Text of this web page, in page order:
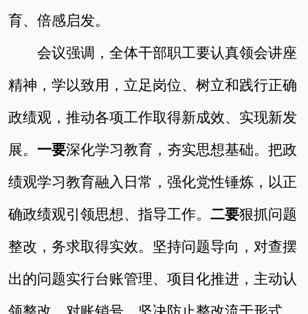
育、倍感启发。
会议强调，全体干部职工要认真领会讲座
精神，学以致用，立足岗位、树立和践行正确
政绩观，推动各项工作取得新成效、实现新发
展。 一要深化学习教育，夯实思想基础。把政
绩观学习教育融入日常，强化党性锤炼，以正
确政绩观引领思想、指导工作。 二要狠抓问题
整改，务求取得实效。坚持问题导向，对查摆
出的问题实行台账管理、项目化推进，主动认